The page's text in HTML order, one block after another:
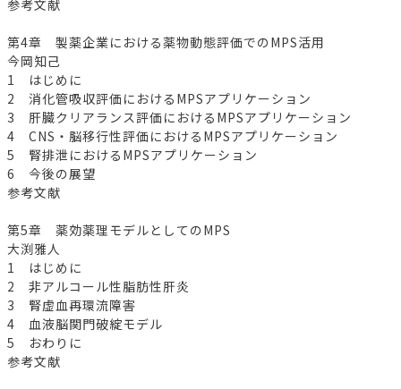
参考文献
第4章 製薬企業における薬物動態評価でのMPS活用
今岡知己
1 はじめに
2 消化管吸収評価におけるMPSアプリケーション
3 肝臓クリアランス評価におけるMPSアプリケーション
4 CNS・脳移行性評価におけるMPSアプリケーション
5 腎排泄におけるMPSアプリケーション
6 今後の展望
参考文献
第5章 薬効薬理モデルとしてのMPS
大渕雅人
1 はじめに
2 非アルコール性脂肪性肝炎
3 腎虚血再環流障害
4 血液脳関門破綻モデル
5 おわりに
参考文献